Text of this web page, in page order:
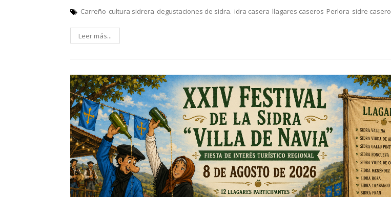
Carreño cultura sidrera degustaciones de sidra. idra casera llagares caseros Perlora sidre casero
Leer más...